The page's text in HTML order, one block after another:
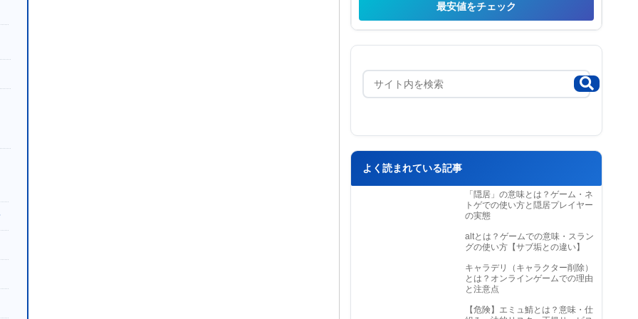
最安値をチェック
よく読まれている記事
「隠居」の意味とは？ゲーム・ネ
トゲでの使い方と隠居プレイヤー
の実態
altとは？ゲームでの意味・スラン
グの使い方【サブ垢との違い】
キャラデリ（キャラクター削除）
とは？オンラインゲームでの理由
と注意点
【危険】エミュ鯖とは？意味・仕